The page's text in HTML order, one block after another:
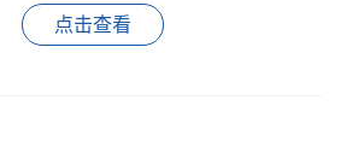
尽管这两个品牌都为消费者提
供减肥塑形的服务，但各自的
点击查看